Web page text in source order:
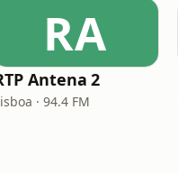
RA
Antena 2
· 94.4 FM